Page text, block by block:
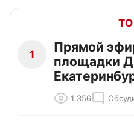
1
Прямой
площадки
1 356